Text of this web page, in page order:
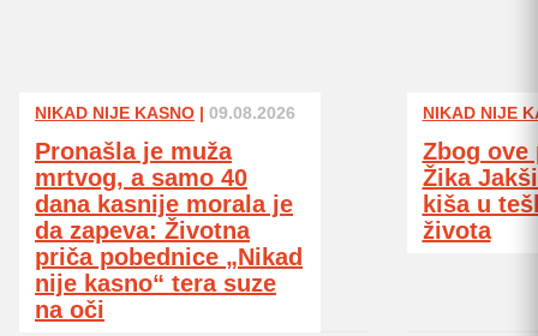
NIKAD NIJE KASNO | 09.08.2026
Pronašla je muža
mrtvog, a samo 40
dana kasnije morala je
da zapeva: Životna
priča pobednice „Nikad
nije kasno“ tera suze
na oči
NIKAD NIJE
Zbog ove
Žika
kiša u
života